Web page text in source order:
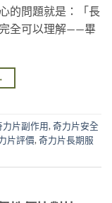
的問題就是：「長
全可以理解——畢
力片副作用, 奇力片安全
片評價, 奇力片長期服